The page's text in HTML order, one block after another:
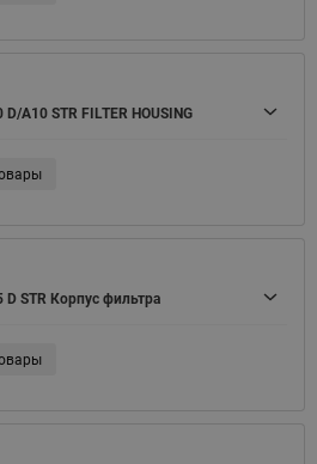
D/A10 STR FILTER HOUSING
D STR Корпус фильтра